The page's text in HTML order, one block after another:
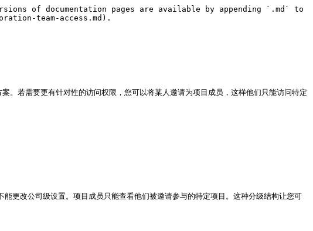
of documentation pages are available by appending `.md` to
team-access.md).
。若需要更有针对性的访问权限，您可以将某人邀请为项目成员，这样他们只能访问特定
改公司级设置。项目成员只能查看他们被邀请参与的特定项目。这种分级结构让您可